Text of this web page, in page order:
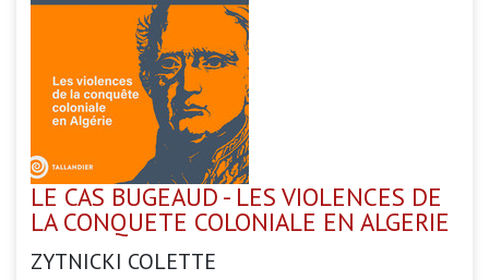
LE CAS BUGEAUD - LES VIOLENCES DE
LA CONQUETE COLONIALE EN ALGERIE
ZYTNICKI COLETTE